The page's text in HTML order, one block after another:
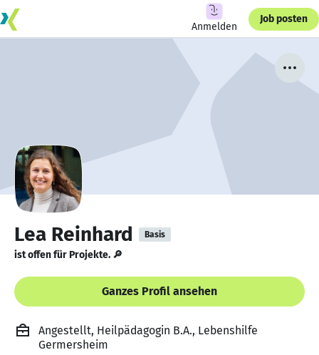
Anmelden
Job posten
Lea Reinhard Basis
ist offen für Projekte. 🔎
Ganzes Profil ansehen
Angestellt, Heilpädagogin B.A., Lebenshilfe
Germersheim